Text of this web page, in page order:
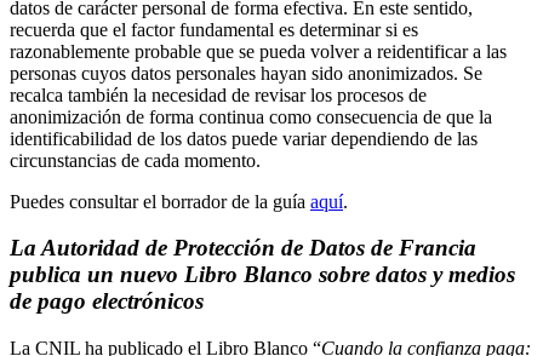
datos de carácter personal de forma efectiva. En este sentido,
recuerda que el factor fundamental es determinar si es
razonablemente probable que se pueda volver a reidentificar a las
personas cuyos datos personales hayan sido anonimizados. Se
recalca también la necesidad de revisar los procesos de
anonimización de forma continua como consecuencia de que la
identificabilidad de los datos puede variar dependiendo de las
circunstancias de cada momento.
Puedes consultar el borrador de la guía aquí.
La Autoridad de Protección de Datos de Francia
publica un nuevo Libro Blanco sobre datos y medios
de pago electrónicos
La CNIL ha publicado el Libro Blanco “Cuando la confianza paga: